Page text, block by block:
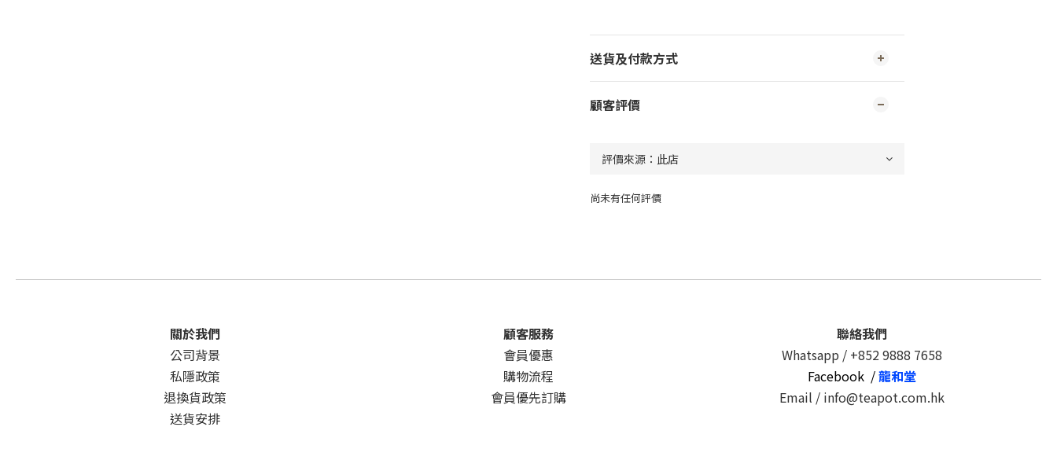
送貨及付款方式
顧客評價
尚未有任何評價
關於我們
公司背景
私隱政策
退換貨政策
送貨安排
顧客服務
會員優惠
購物流程
會員優先訂購
聯絡我們
Whatsapp / +852 9888 7658
Facebook /龍和堂
Email / info@teapot.com.hk